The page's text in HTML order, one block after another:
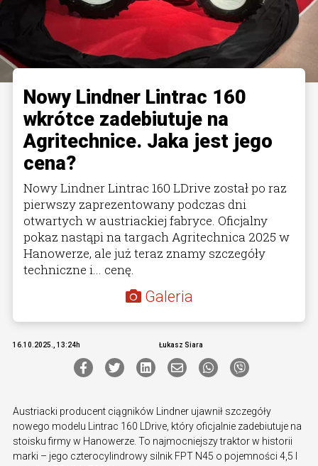
Nowy Lindner Lintrac 160
wkrótce zadebiutuje na
Agritechnice. Jaka jest jego
cena?
Nowy Lindner Lintrac 160 LDrive został po raz
pierwszy zaprezentowany podczas dni
otwartych w austriackiej fabryce. Oficjalny
pokaz nastąpi na targach Agritechnica 2025 w
Hanowerze, ale już teraz znamy szczegóły
techniczne i... cenę.
Galeria
16.10.2025., 13:24h Łukasz Siara
Austriacki producent ciągników Lindner ujawnił szczegóły
nowego modelu Lintrac 160 LDrive, który oficjalnie zadebiutuje na
stoisku firmy w Hanowerze. To najmocniejszy traktor w historii
marki – jego czterocylindrowy silnik FPT N45 o pojemności 4,5 l